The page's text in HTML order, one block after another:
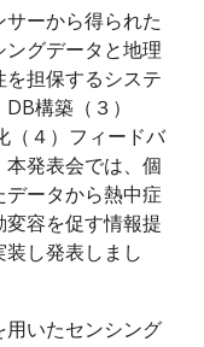
ーから得られた
グデータと地理
担保するシステ
構築（３）
（４）フィードバ
発表会では、個
ータから熱中症
容を促す情報提
し発表しまし
いたセンシング